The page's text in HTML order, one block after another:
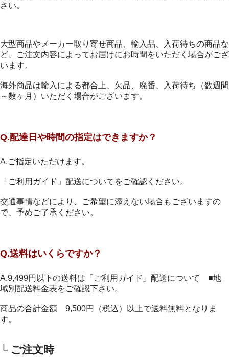
さい。
大型商品やメーカー取り寄せ商品、輸入品、入荷待ちの商品な
ど、ご注文内容によってお届けにお時間をいただく場合がござ
います。
海外商品は輸入による都合上、欠品、廃番、入荷待ち（数週間
～数ヶ月）いただく場合がございます。
Q.配達日や時間の指定はできますか？
A.ご指定いただけます。
「ご利用ガイド」配送についてをご確認ください。
交通事情などにより、ご希望に添えない場合もございますの
で、予めご了承ください。
Q.送料はいくらですか？
A.9,499円以下の送料は「ご利用ガイド」配送について ■地
域別配送料金表をご確認下さい。
商品の合計金額 9,500円（税込）以上で送料無料となりま
す。
└ ご注文時